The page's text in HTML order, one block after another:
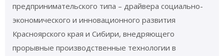
предпринимательского типа – драйвера социально-
экономического и инновационного развития
Красноярского края и Сибири, внедряющего
прорывные производственные технологии в